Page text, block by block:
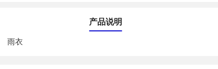
产品说明
雨衣